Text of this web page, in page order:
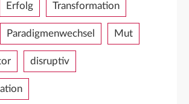
Erfolg Transformation
Paradigmenwechsel Mut
disruptiv